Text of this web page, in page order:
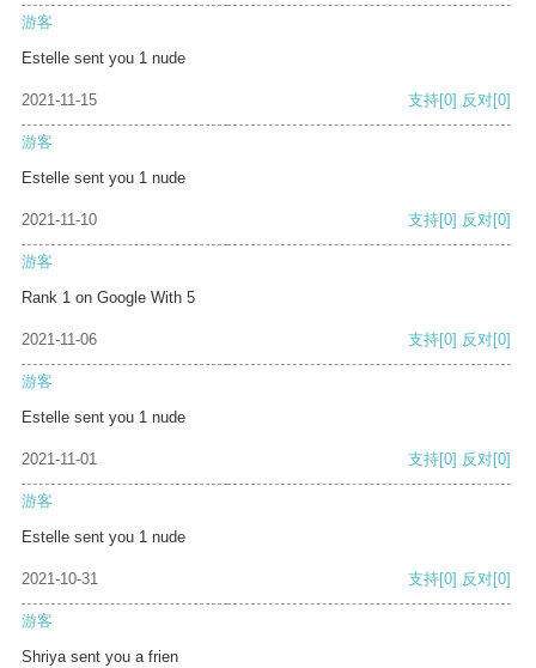
游客
Estelle sent you 1 nude
2021-11-15 支持[0] 反对[0]
游客
Estelle sent you 1 nude
2021-11-10 支持[0] 反对[0]
游客
Rank 1 on Google With 5
2021-11-06 支持[0] 反对[0]
游客
Estelle sent you 1 nude
2021-11-01 支持[0] 反对[0]
游客
Estelle sent you 1 nude
2021-10-31 支持[0] 反对[0]
游客
Shriya sent you a frien